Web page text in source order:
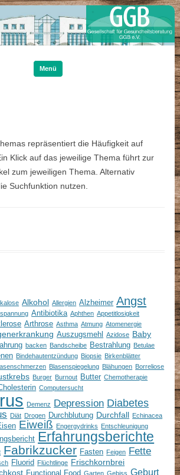
Menü
repräsentiert die Häufigkeit auf
Klick auf das jeweilige Thema führt zur
zum jeweiligen Thema. Alternativ
Suchfunktion nutzen.
Alkohol Allergien Alzheimer Angst
Antibiotika Aphthen Appetitlosigkeit
Arthrose Asthma Atmung Atomenergie
Auszugsmehl Azidose Baby
backen Bandscheibe Bestrahlung Betulae
Bindehautentzündung Biopsie Birkenblätter
Blasenspiegelung Blähungen Borreliose
Burger Burnout Butter Chemotherapie
Computersucht
Demenz Depression Diabetes
Diät Drogen Durchblutung Durchfall Echinacea
Eiweiß Engergydrinks Entschleunigung
Erfahrungsberichte
Fabrikzucker Fasten Feigen Fette
Fluorid Flüchtlinge Frischkornbrei
Functional Food Garten Gebiss Geburt